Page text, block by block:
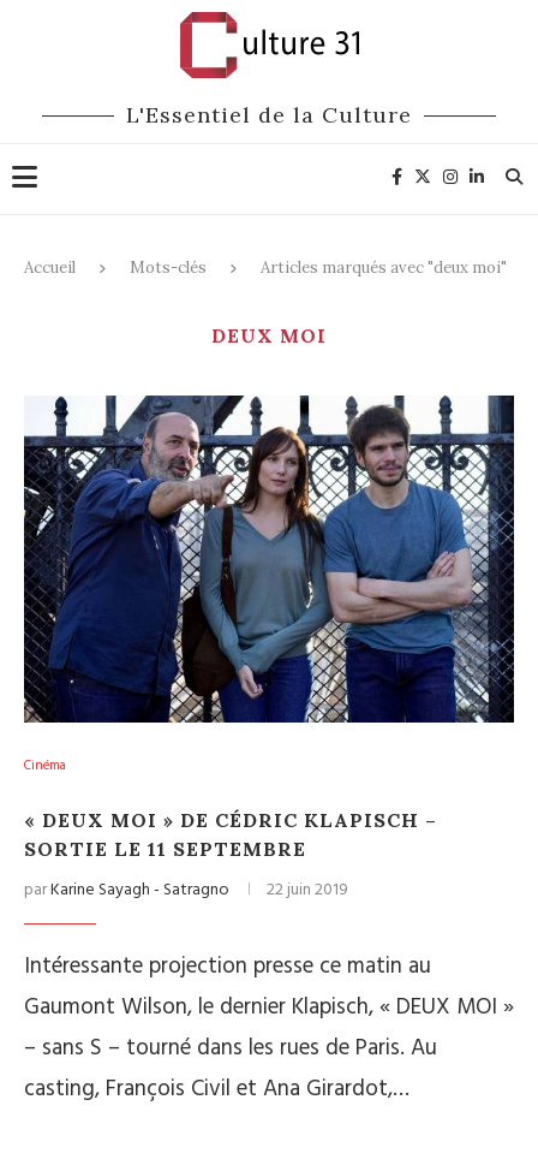
L'Essentiel de la Culture
Accueil Mots-clés Articles marqués avec "deux moi"
DEUX MOI
Cinéma
« DEUX MOI » DE CÉDRIC KLAPISCH –
SORTIE LE 11 SEPTEMBRE
parKarine Sayagh - Satragno 22 juin 2019
Intéressante projection presse ce matin au
Gaumont Wilson, le dernier Klapisch, « DEUX MOI »
– sans S – tourné dans les rues de Paris. Au
casting, François Civil et Ana Girardot,…